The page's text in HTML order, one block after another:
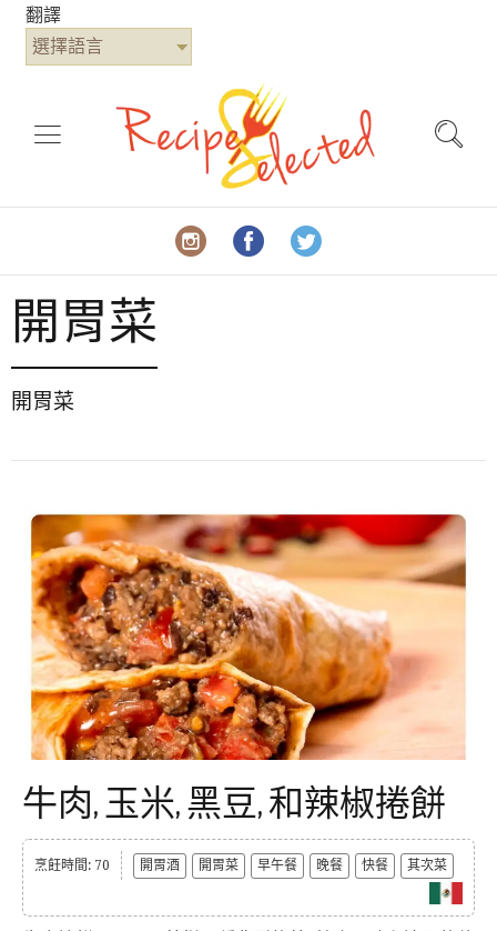
翻譯
選擇語言
開胃菜
開胃菜
牛肉, 玉米, 黑豆, 和辣椒捲餅
烹飪時間: 70 開胃酒 開胃菜 早午餐 晚餐 快餐 其次菜